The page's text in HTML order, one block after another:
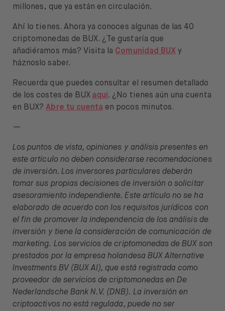
millones, que ya están en circulación.
Ahí lo tienes. Ahora ya conoces algunas de las 40
criptomonedas de BUX. ¿Te gustaría que
añadiéramos más? Visita la Comunidad BUX y
háznoslo saber.
Recuerda que puedes consultar el resumen detallado
de los costes de BUX aquí. ¿No tienes aún una cuenta
en BUX?Abre tu cuenta en pocos minutos.
—
Los puntos de vista, opiniones y análisis presentes en
este artículo no deben considerarse recomendaciones
de inversión. Los inversores particulares deberán
tomar sus propias decisiones de inversión o solicitar
asesoramiento independiente. Este artículo no se ha
elaborado de acuerdo con los requisitos jurídicos con
el fin de promover la independencia de los análisis de
inversión y tiene la consideración de comunicación de
marketing. Los servicios de criptomonedas de BUX son
prestados por la empresa holandesa BUX Alternative
Investments BV (BUX AI), que está registrada como
proveedor de servicios de criptomonedas en De
Nederlandsche Bank N.V. (DNB). La inversión en
criptoactivos no está regulada, puede no ser